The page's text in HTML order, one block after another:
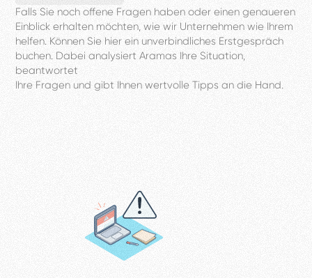
Falls Sie noch offene Fragen haben oder einen genaueren
Einblick erhalten möchten, wie wir Unternehmen wie Ihrem
helfen. Können Sie hier ein unverbindliches Erstgespräch
buchen. Dabei analysiert Aramas Ihre Situation,
beantwortet
Ihre Fragen und gibt Ihnen wertvolle Tipps an die Hand.